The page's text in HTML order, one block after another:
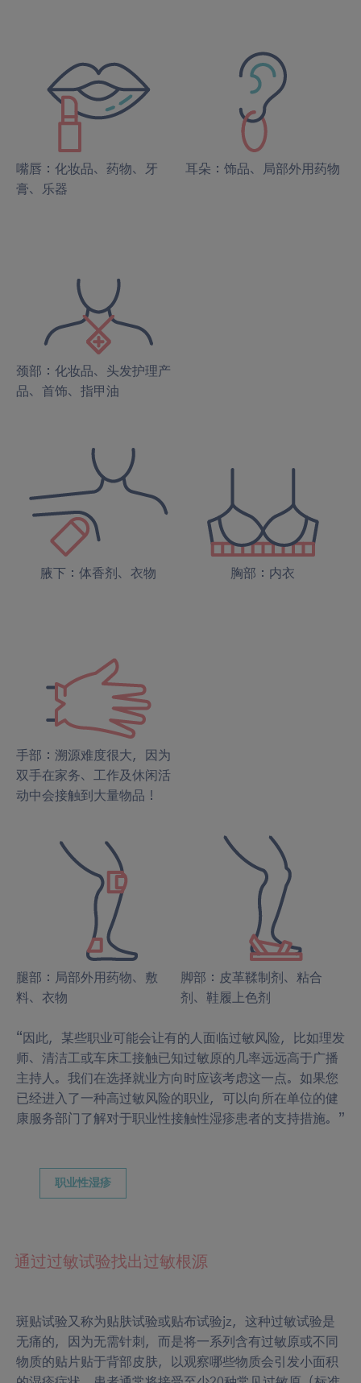
嘴唇：化妆品、药物、牙
膏、乐器
耳朵：饰品、局部外用药物
颈部：化妆品、头发护理产
品、首饰、指甲油
腋下：体香剂、衣物 胸部：内衣
手部：溯源难度很大，因为
双手在家务、工作及休闲活
动中会接触到大量物品！
腿部：局部外用药物、敷
料、衣物
脚部：皮革鞣制剂、粘合
剂、鞋履上色剂
“因此，某些职业可能会让有的人面临过敏风险，比如理发
师、清洁工或车床工接触已知过敏原的几率远远高于广播
主持人。我们在选择就业方向时应该考虑这一点。如果您
已经进入了一种高过敏风险的职业，可以向所在单位的健
康服务部门了解对于职业性接触性湿疹患者的支持措施。”
职业性湿疹
通过过敏试验找出过敏根源
斑贴试验又称为贴肤试验或贴布试验jz，这种过敏试验是
无痛的，因为无需针刺，而是将一系列含有过敏原或不同
物质的贴片贴于背部皮肤，以观察哪些物质会引发小面积